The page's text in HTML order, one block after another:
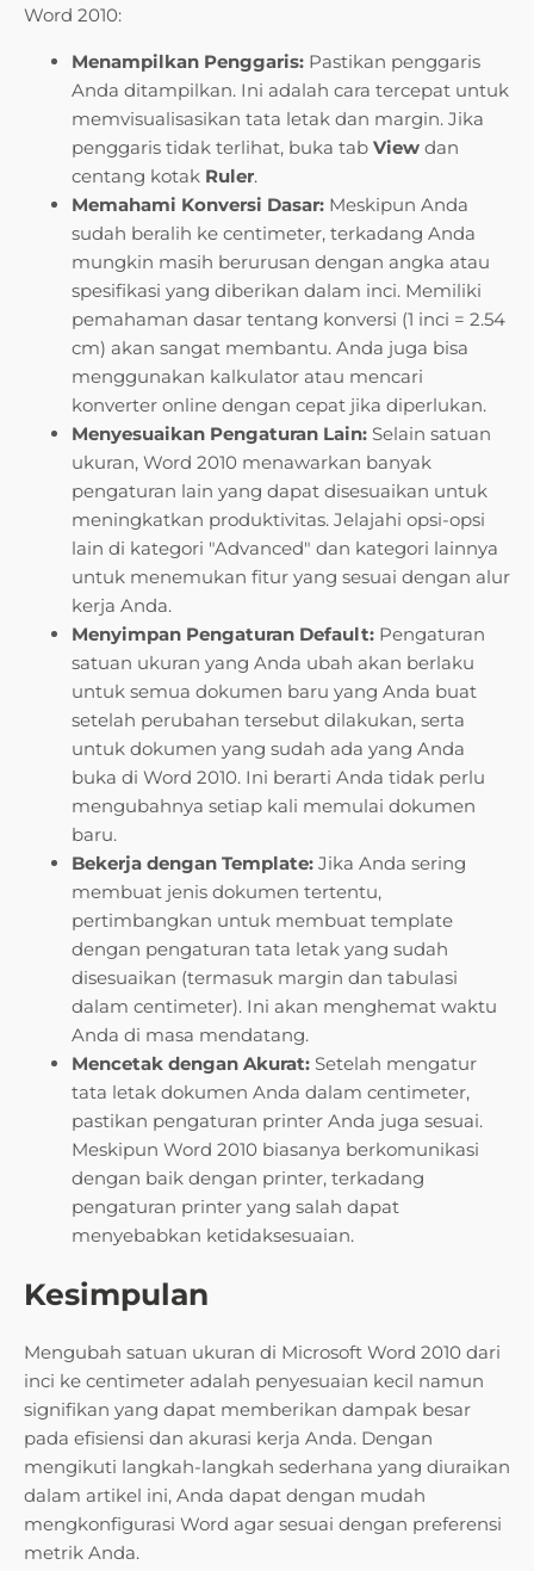
Word 2010:
Menampilkan Penggaris: Pastikan penggaris
Anda ditampilkan. Ini adalah cara tercepat untuk
memvisualisasikan tata letak dan margin. Jika
penggaris tidak terlihat, buka tab View dan
centang kotak Ruler.
Memahami Konversi Dasar: Meskipun Anda
sudah beralih ke centimeter, terkadang Anda
mungkin masih berurusan dengan angka atau
spesifikasi yang diberikan dalam inci. Memiliki
pemahaman dasar tentang konversi (1 inci = 2.54
cm) akan sangat membantu. Anda juga bisa
menggunakan kalkulator atau mencari
konverter online dengan cepat jika diperlukan.
Menyesuaikan Pengaturan Lain: Selain satuan
ukuran, Word 2010 menawarkan banyak
pengaturan lain yang dapat disesuaikan untuk
meningkatkan produktivitas. Jelajahi opsi-opsi
lain di kategori "Advanced" dan kategori lainnya
untuk menemukan fitur yang sesuai dengan alur
kerja Anda.
Menyimpan Pengaturan Default: Pengaturan
satuan ukuran yang Anda ubah akan berlaku
untuk semua dokumen baru yang Anda buat
setelah perubahan tersebut dilakukan, serta
untuk dokumen yang sudah ada yang Anda
buka di Word 2010. Ini berarti Anda tidak perlu
mengubahnya setiap kali memulai dokumen
baru.
Bekerja dengan Template: Jika Anda sering
membuat jenis dokumen tertentu,
pertimbangkan untuk membuat template
dengan pengaturan tata letak yang sudah
disesuaikan (termasuk margin dan tabulasi
dalam centimeter). Ini akan menghemat waktu
Anda di masa mendatang.
Mencetak dengan Akurat: Setelah mengatur
tata letak dokumen Anda dalam centimeter,
pastikan pengaturan printer Anda juga sesuai.
Meskipun Word 2010 biasanya berkomunikasi
dengan baik dengan printer, terkadang
pengaturan printer yang salah dapat
menyebabkan ketidaksesuaian.
Kesimpulan
Mengubah satuan ukuran di Microsoft Word 2010 dari
inci ke centimeter adalah penyesuaian kecil namun
signifikan yang dapat memberikan dampak besar
pada efisiensi dan akurasi kerja Anda. Dengan
mengikuti langkah-langkah sederhana yang diuraikan
dalam artikel ini, Anda dapat dengan mudah
mengkonfigurasi Word agar sesuai dengan preferensi
metrik Anda.